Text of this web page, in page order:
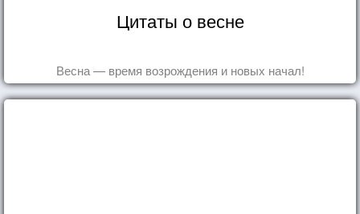
Цитаты о весне
Весна — время возрождения и новых начал!